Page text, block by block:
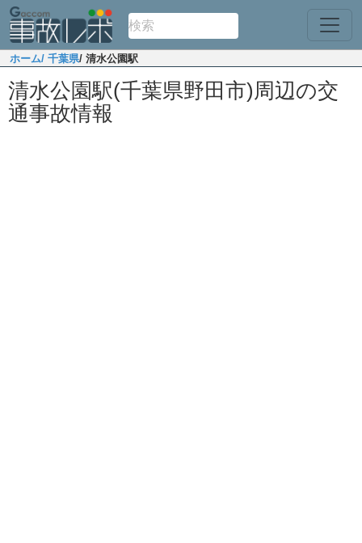
ホーム/ 千葉県/ 清水公園駅
清水公園駅(千葉県野田市)周辺の交
通事故情報